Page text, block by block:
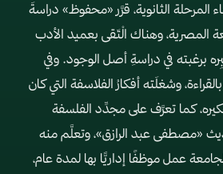
المرحلة الثانوية، قرَّر «محفوظ» دراسةَ
المصرية، وهناك الْتَقى بعميد الأدب
برغبته في دراسةِ أصل الوجود. وفي
وشغلَته أفكارُ الفلاسفة التي كان
كما تعرَّف على مجدِّد الفلسفة
«مصطفى عبد الرازق»، وتعلَّم منه
عمل موظفًا إداريًّا بها لمدة عام،